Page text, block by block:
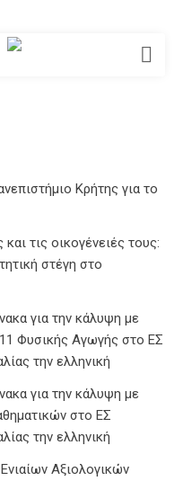
Κρήτης για το
τις οικογένειές τους:
στέγη στο
για την κάλυψη με
Φυσικής Αγωγής στο ΕΣ
την ελληνική
για την κάλυψη με
στο ΕΣ
την ελληνική
Αξιολογικών